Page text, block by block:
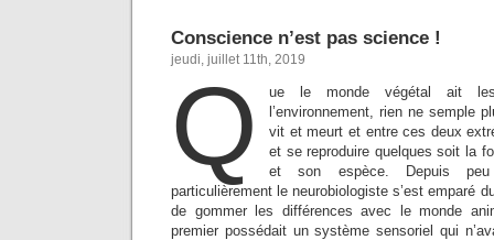
Conscience n’est pas science !
jeudi, juillet 11th, 2019
Q
ue le monde végétal ait
l’environnement, rien ne semple
vit et meurt et entre ces deux
et se reproduire quelques soit la
et son espèce. Depuis
particulièrement le neurobiologiste s’est emparé
de gommer les différences avec le monde
premier possédait un système sensoriel qui